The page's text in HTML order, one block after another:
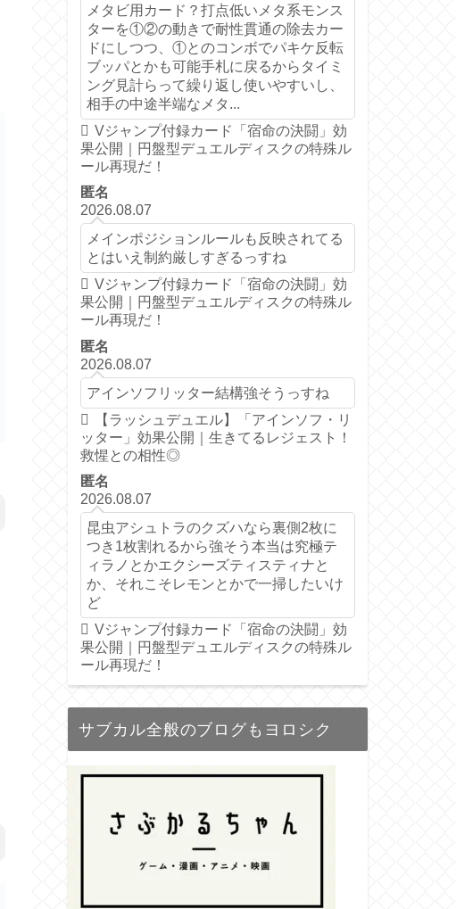
メタビ用カード？打点低いメタ系モンス
ターを①②の動きで耐性貫通の除去カー
ドにしつつ、①とのコンボでパキケ反転
ブッパとかも可能手札に戻るからタイミ
ング見計らって繰り返し使いやすいし、
相手の中途半端なメタ...
Vジャンプ付録カード「宿命の決闘」効
果公開｜円盤型デュエルディスクの特殊ル
ール再現だ！
匿名
2026.08.07
メインポジションルールも反映されてる
とはいえ制約厳しすぎるっすね
Vジャンプ付録カード「宿命の決闘」効
果公開｜円盤型デュエルディスクの特殊ル
ール再現だ！
匿名
2026.08.07
アインソフリッター結構強そうっすね
【ラッシュデュエル】「アインソフ・リ
ッター」効果公開｜生きてるレジェスト！
救惺との相性◎
匿名
2026.08.07
昆虫アシュトラのクズハなら裏側2枚に
つき1枚割れるから強そう本当は究極テ
ィラノとかエクシーズティスティナと
か、それこそレモンとかで一掃したいけ
ど
Vジャンプ付録カード「宿命の決闘」効
果公開｜円盤型デュエルディスクの特殊ル
ール再現だ！
サブカル全般のブログもヨロシク